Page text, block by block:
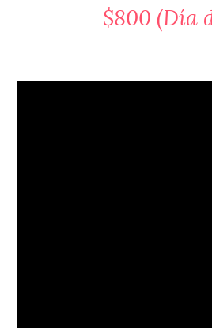
$800 (Día